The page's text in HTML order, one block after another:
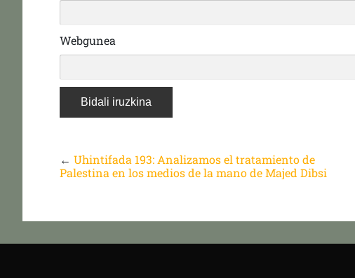
Webgunea
←Uhintifada 193: Analizamos el tratamiento de
Palestina en los medios de la mano de Majed Dibsi